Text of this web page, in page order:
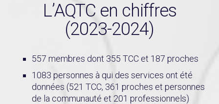
L’AQTC en chiffres
(2023-2024)
557 membres dont 355 TCC et 187 proches
1083 personnes à qui des services ont été
données (521 TCC, 361 proches et personnes
de la communauté et 201 professionnels)